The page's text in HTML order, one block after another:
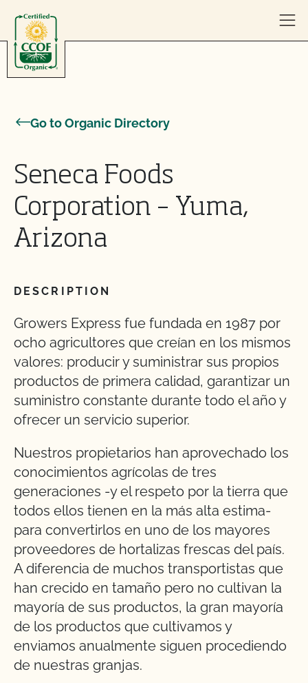
Go to Organic Directory
Seneca Foods
Corporation – Yuma,
Arizona
DESCRIPTION
Growers Express fue fundada en 1987 por
ocho agricultores que creían en los mismos
valores: producir y suministrar sus propios
productos de primera calidad, garantizar un
suministro constante durante todo el año y
ofrecer un servicio superior.
Nuestros propietarios han aprovechado los
conocimientos agrícolas de tres
generaciones -y el respeto por la tierra que
todos ellos tienen en la más alta estima-
para convertirlos en uno de los mayores
proveedores de hortalizas frescas del país.
A diferencia de muchos transportistas que
han crecido en tamaño pero no cultivan la
mayoría de sus productos, la gran mayoría
de los productos que cultivamos y
enviamos anualmente siguen procediendo
de nuestras granjas.